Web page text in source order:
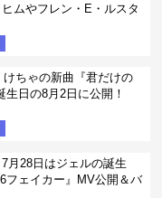
ムやフレン・E・ルスタ
けちゃの新曲『君だけの
生日の8月2日に公開！
7月28日はジェルの誕生
フェイカー』MV公開＆バ